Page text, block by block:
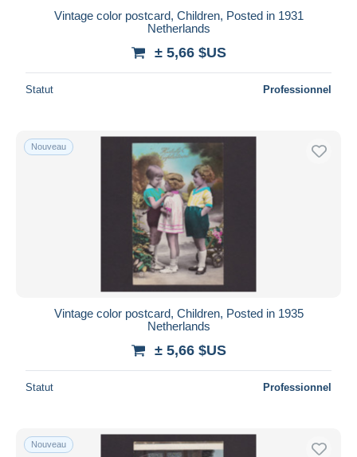
Vintage color postcard, Children, Posted in 1931
Netherlands
± 5,66 $US
Statut Professionnel
Nouveau
Vintage color postcard, Children, Posted in 1935
Netherlands
± 5,66 $US
Statut Professionnel
Nouveau